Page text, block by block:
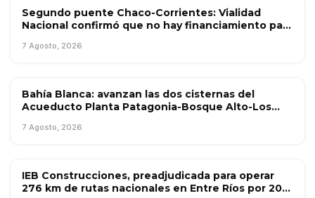
OBRA PÚBLICA
Segundo puente Chaco-Corrientes: Vialidad
Nacional confirmó que no hay financiamiento para
7 Agosto, 2026
OBRA PÚBLICA
Bahía Blanca: avanzan las dos cisternas del
Acueducto Planta Patagonia-Bosque Alto-Los
7 Agosto, 2026
OBRA PÚBLICA
IEB Construcciones, preadjudicada para operar
276 km de rutas nacionales en Entre Ríos por 20